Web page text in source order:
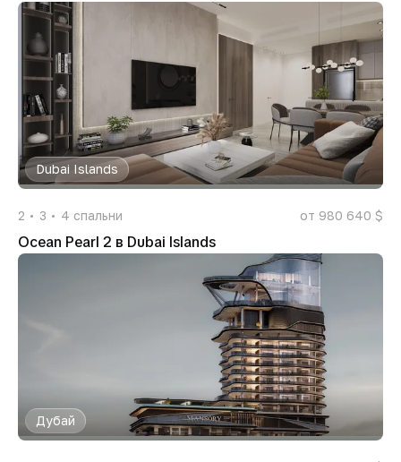
Dubai Islands
2 3 4 спальни от 980 640 $
Ocean Pearl 2 в Dubai Islands
Дубай